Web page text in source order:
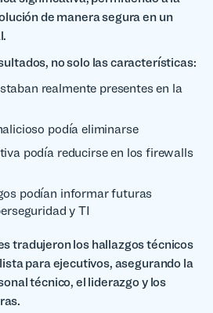
de manera segura en un
no solo las características:
realmente presentes en la
podía eliminarse
podía reducirse en los firewalls
podían informar futuras
y TI
tradujeron los hallazgos técnicos
para ejecutivos, asegurando la
técnico, el liderazgo y los